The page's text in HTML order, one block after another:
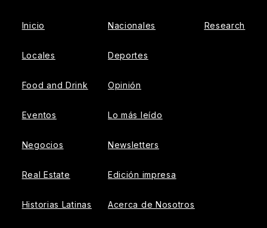
Inicio
Locales
Food and Drink
Eventos
Negocios
Real Estate
Historias Latinas
Nacionales
Deportes
Opinión
Lo más leído
Newsletters
Edición impresa
Acerca de Nosotros
Research